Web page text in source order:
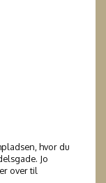
hvor du
Jo
over til